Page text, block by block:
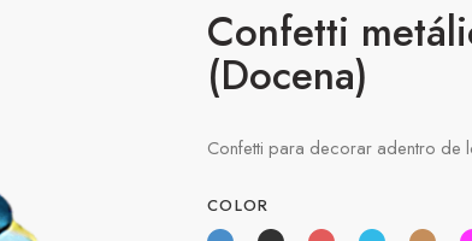
Confetti
(Docena)
Confetti para decorar adentro de
COLOR